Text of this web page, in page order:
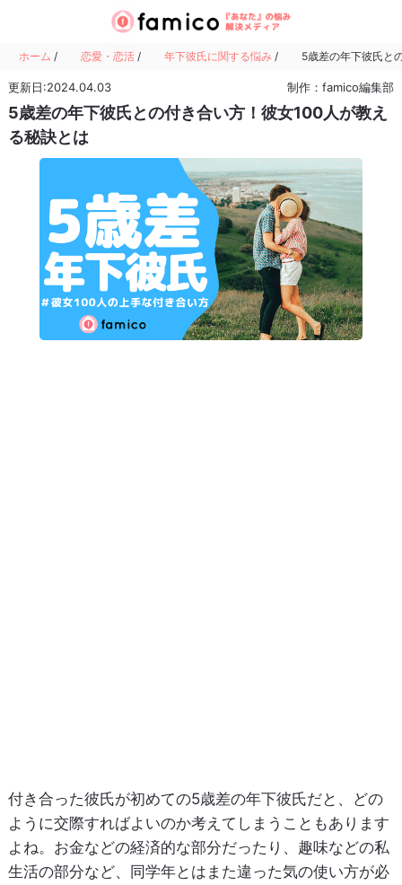
ホーム / 恋愛・恋活 / 年下彼氏に関する悩み / 5歳差の年下彼氏と
更新日:2024.04.03 制作：famico編集部
5歳差の年下彼氏との付き合い方！彼女100人が教え
る秘訣とは
付き合った彼氏が初めての5歳差の年下彼氏だと、どの
ように交際すればよいのか考えてしまうこともあります
よね。お金などの経済的な部分だったり、趣味などの私
生活の部分など、同学年とはまた違った気の使い方が必